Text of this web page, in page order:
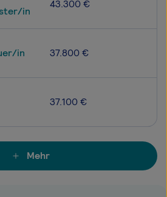
in
43.300 €
in 37.800 €
37.100 €
Mehr